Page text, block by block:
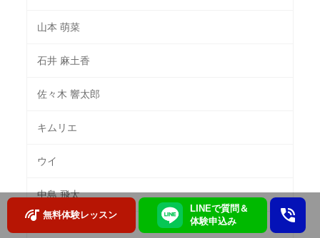
無料体験レッスン
LINEで質問＆
体験申込み
山本 萌菜
石井 麻土香
佐々木 響太郎
キムリエ
ウイ
中島 飛太